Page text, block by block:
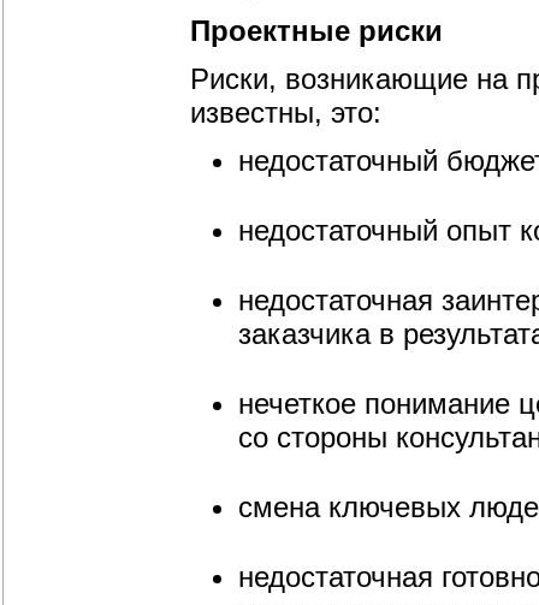
Проектные риски
Риски, возникающие на
известны, это:
недостаточный
недостаточный опыт
недостаточная
заказчика в
нечеткое понимание
со стороны
смена ключевых
недостаточная